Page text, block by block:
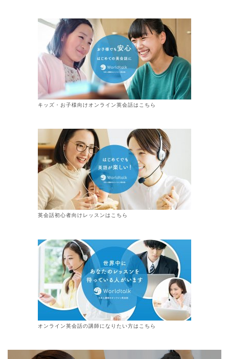
キッズ・お子様向けオンライン英会話はこちら
英会話初心者向けレッスンはこちら
オンライン英会話の講師になりたい方はこちら